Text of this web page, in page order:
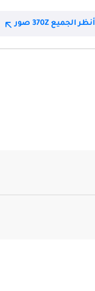
أنظر الجميع 370Z صور